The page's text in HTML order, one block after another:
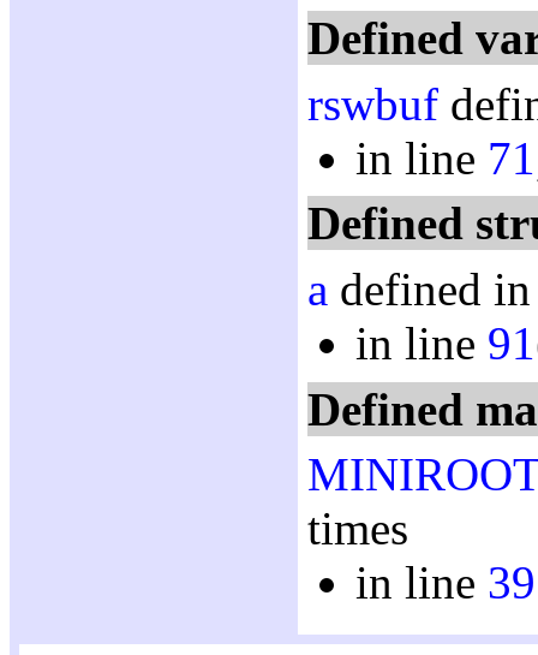
Defined
rswbuf
in line 71
Defined
a defined
in line 91
Defined
times
in line 39